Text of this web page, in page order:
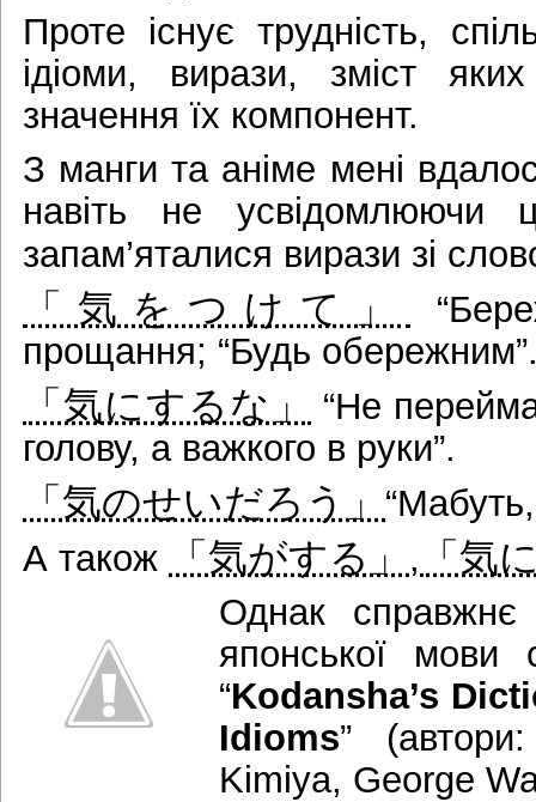
Проте існує трудність,
ідіоми, вирази, зміст
значення їх компонент.
З манги та аніме мені
навіть не усвідомлюючи
запам’яталися вирази зі
「気をつけて」
прощання; “Будь
「気にするな」
“Не
голову, а важкого в руки”.
「気のせいだろう」
А також
「気がする」 , 「気
Однак справжнє
японської мови
“Kodansha’s
Idioms”
Kimiya, George